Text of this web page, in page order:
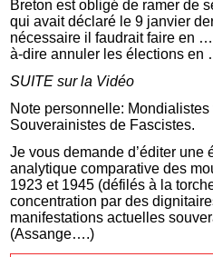
Breton est obligé de ramer de
qui avait déclaré le 9 janvier
nécessaire il faudrait faire en
à-dire annuler les élections en
SUITE sur la Vidéo
Note personnelle:
Souverainistes de Fascistes.
Je vous demande d’éditer une
analytique comparative des
1923 et 1945 (défilés à la
concentration par des
manifestations actuelles
(Assange….)